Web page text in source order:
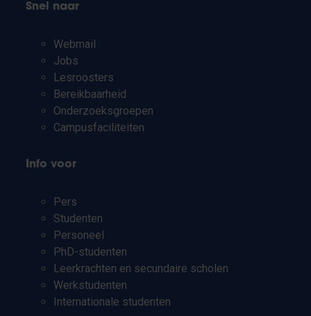
Snel naar
Webmail
Jobs
Lesroosters
Bereikbaarheid
Onderzoeksgroepen
Campusfaciliteiten
Info voor
Pers
Studenten
Personeel
PhD-studenten
Leerkrachten en secundaire scholen
Werkstudenten
Internationale studenten